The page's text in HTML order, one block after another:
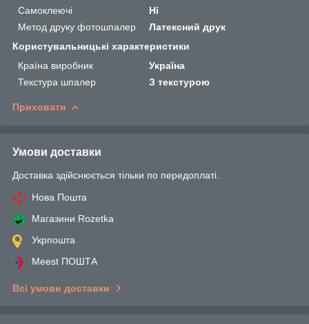
Самоклеючі
Ні
Метод друку фотошпалер
Латексний друк
Користувальницькі характеристики
Країна виробник
Україна
Текстура шпалер
З текстурою
Приховати
Умови доставки
Доставка здійснюється тільки по передоплаті.
Нова Пошта
Магазини Rozetka
Укрпошта
Meest ПОШТА
Всі умови доставки